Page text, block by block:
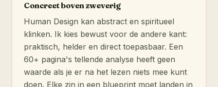
Concreet boven zweverig
Human Design kan abstract en spiritueel
klinken. Ik kies bewust voor de andere kant:
praktisch, helder en direct toepasbaar. Een
60+ pagina's tellende analyse heeft geen
waarde als je er na het lezen niets mee kunt
doen. Elke zin in een blueprint moet landen in